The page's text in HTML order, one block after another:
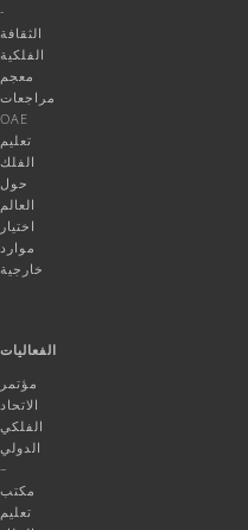
-
الثقافة
الفلكية
معجم
مراجعات
OAE
تعليم
الفلك
حول
العالم
اختيار
موارد
خارجية
الفعاليات
مؤتمر
الاتحاد
الفلكي
الدولي
–
مكتب
تعليم